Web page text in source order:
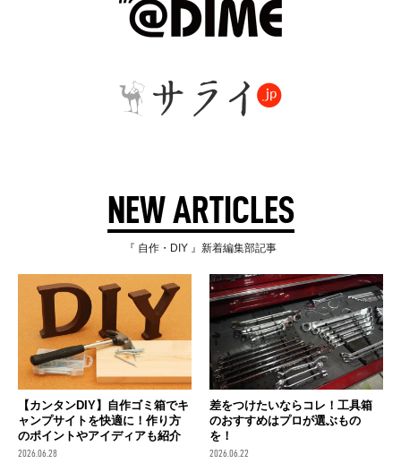
NEW ARTICLES
『 自作・DIY 』新着編集部記事
【カンタンDIY】自作ゴミ箱でキ
ャンプサイトを快適に！作り方
のポイントやアイディアも紹介
2026.06.28
差をつけたいならコレ！工具箱
のおすすめはプロが選ぶもの
を！
2026.06.22